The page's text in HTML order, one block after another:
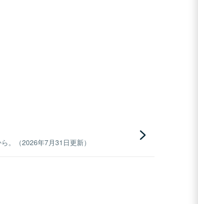
。（2026年7月31日更新）